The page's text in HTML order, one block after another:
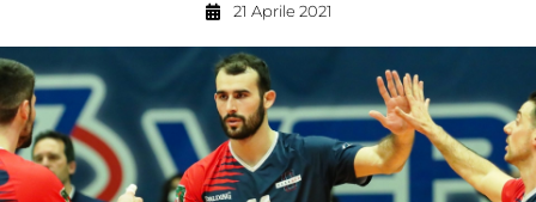
21 Aprile 2021